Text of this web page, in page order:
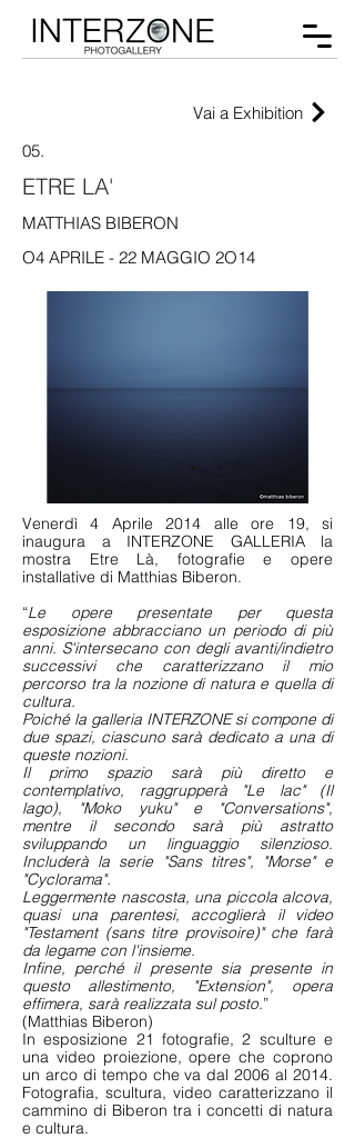
Vai a Exhibition
05.
ETRE LA'
MATTHIAS BIBERON
O4 APRILE - 22 MAGGIO 2O14
Venerdì 4 Aprile 2014 alle ore 19, si
inaugura a INTERZONE GALLERIA la
mostra Etre Là, fotografie e opere
installative di Matthias Biberon.
“Le opere presentate per questa
esposizione abbracciano un periodo di più
anni. S'intersecano con degli avanti/indietro
successivi che caratterizzano il mio
percorso tra la nozione di natura e quella di
cultura.
Poiché la galleria INTERZONE si compone di
due spazi, ciascuno sarà dedicato a una di
queste nozioni.
Il primo spazio sarà più diretto e
contemplativo, raggrupperà "Le lac" (Il
lago), "Moko yuku" e "Conversations",
mentre il secondo sarà più astratto
sviluppando un linguaggio silenzioso.
Includerà la serie "Sans titres", "Morse" e
"Cyclorama".
Leggermente nascosta, una piccola alcova,
quasi una parentesi, accoglierà il video
"Testament (sans titre provisoire)" che farà
da legame con l'insieme.
Infine, perché il presente sia presente in
questo allestimento, "Extension", opera
effimera, sarà realizzata sul posto.”
(Matthias Biberon)
In esposizione 21 fotografie, 2 sculture e
una video proiezione, opere che coprono
un arco di tempo che va dal 2006 al 2014.
Fotografia, scultura, video caratterizzano il
cammino di Biberon tra i concetti di natura
e cultura.